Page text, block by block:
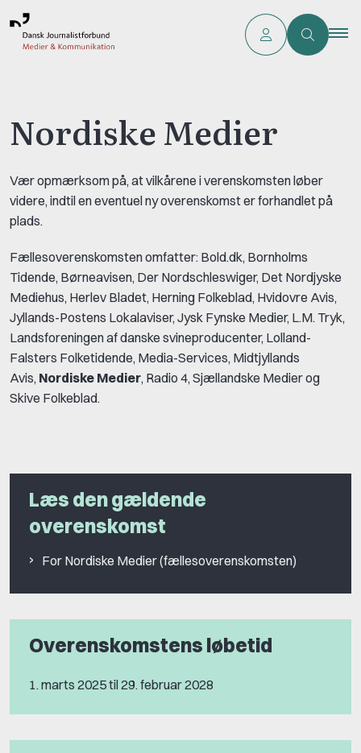
Nordiske Medier
Vær opmærksom på, at vilkårene i verenskomsten løber
videre, indtil en eventuel ny overenskomst er forhandlet på
plads.
Fællesoverenskomsten omfatter: Bold.dk, Bornholms
Tidende, Børneavisen, Der Nordschleswiger, Det Nordjyske
Mediehus, Herlev Bladet, Herning Folkeblad, Hvidovre Avis,
Jyllands-Postens Lokalaviser, Jysk Fynske Medier, L.M. Tryk,
Landsforeningen af danske svineproducenter, Lolland-
Falsters Folketidende, Media-Services, Midtjyllands
Avis, Nordiske Medier, Radio 4, Sjællandske Medier og
Skive Folkeblad.
Læs den gældende
overenskomst
For Nordiske Medier (fællesoverenskomsten)
Overenskomstens løbetid
1. marts 2025 til 29. februar 2028